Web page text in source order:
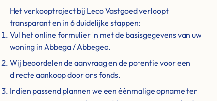
Het verkooptraject bij Leco Vastgoed verloopt
transparant en in 6 duidelijke stappen:
Vul het online formulier in met de basisgegevens van uw
woning in Abbega / Abbegea.
Wij beoordelen de aanvraag en de potentie voor een
directe aankoop door ons fonds.
Indien passend plannen we een éénmalige opname ter